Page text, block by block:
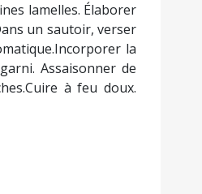
lamelles. Élaborer
un sautoir, verser
la
Assaisonner de
à feu doux.